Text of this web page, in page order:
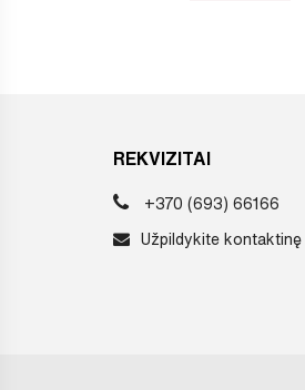
REKVIZITAI
+370 (693) 66166
Užpildykite kontaktinę